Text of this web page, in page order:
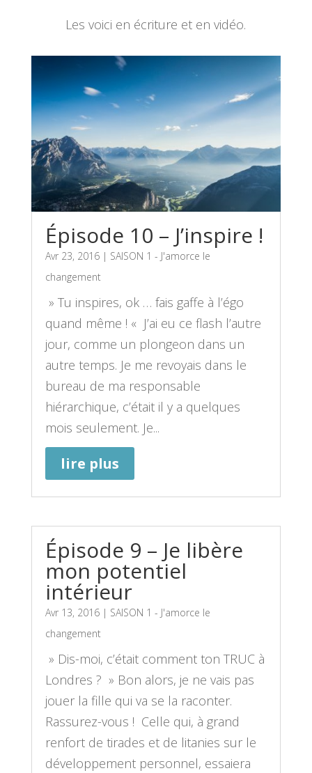
Les voici en écriture et en vidéo.
Épisode 10 – J’inspire !
Avr 23, 2016| SAISON 1 - J'amorce le
changement
» Tu inspires, ok … fais gaffe à l’égo
quand même ! « J’ai eu ce flash l’autre
jour, comme un plongeon dans un
autre temps. Je me revoyais dans le
bureau de ma responsable
hiérarchique, c’était il y a quelques
mois seulement. Je...
lire plus
Épisode 9 – Je libère
mon potentiel
intérieur
Avr 13, 2016| SAISON 1 - J'amorce le
changement
» Dis-moi, c’était comment ton TRUC à
Londres ? » Bon alors, je ne vais pas
jouer la fille qui va se la raconter.
Rassurez-vous ! Celle qui, à grand
renfort de tirades et de litanies sur le
développement personnel, essaiera